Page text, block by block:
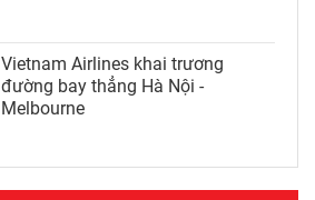
Vietnam Airlines khai trương
đường bay thẳng Hà Nội -
Melbourne